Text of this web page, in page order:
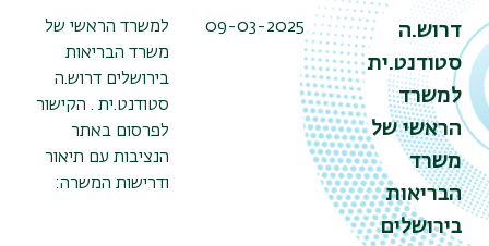
דרוש.ה
סטודנט.ית
למשרד
הראשי של
משרד
הבריאות
בירושלים
09-03-2025
למשרד הראשי של
משרד הבריאות
בירושלים דרוש.ה
סטודנט.ית . הקישור
לפרסום באתר
הנציבות עם תיאור
ודרישות המשרה: